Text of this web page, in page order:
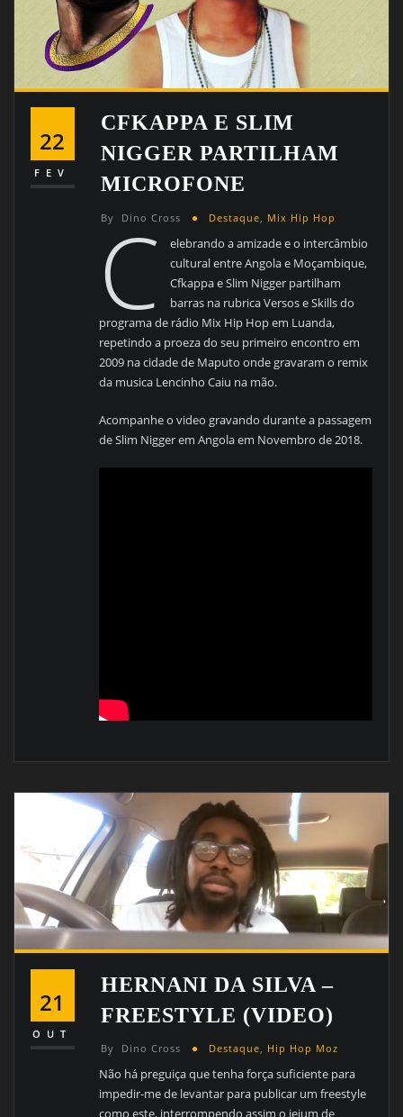
22
FEV
CFKAPPA E SLIM
NIGGER PARTILHAM
MICROFONE
By Dino Cross Destaque, Mix Hip Hop
C
elebrando a amizade e o intercâmbio
cultural entre Angola e Moçambique,
Cfkappa e Slim Nigger partilham
barras na rubrica Versos e Skills do
programa de rádio Mix Hip Hop em Luanda,
repetindo a proeza do seu primeiro encontro em
2009 na cidade de Maputo onde gravaram o remix
da musica Lencinho Caiu na mão.
Acompanhe o video gravando durante a passagem
de Slim Nigger em Angola em Novembro de 2018.
21
OUT
HERNANI DA SILVA –
FREESTYLE (VIDEO)
By Dino Cross Destaque, Hip Hop Moz
Não há preguiça que tenha força suficiente para
impedir-me de levantar para publicar um freestyle
como este, interrompendo assim o jejum de